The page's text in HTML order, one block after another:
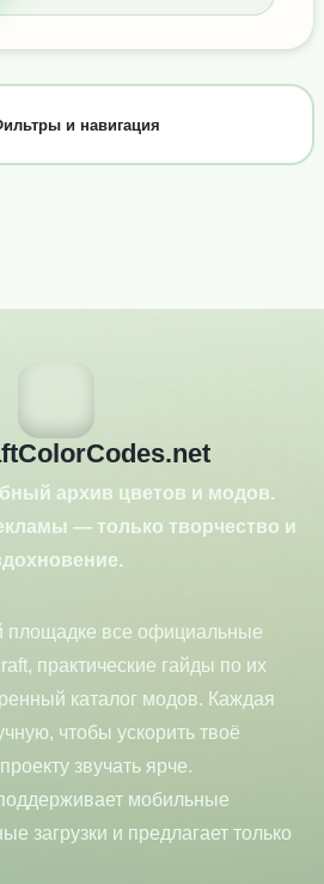
и навигация
архив цветов и модов.
— только творчество и
площадке все официальные
практические гайды по их
каталог модов. Каждая
чтобы ускорить твоё
звучать ярче.
мобильные
загрузки и предлагает только